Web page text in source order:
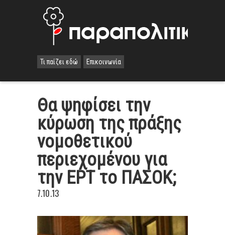
Τι παίζει εδώ Επικοινωνία
Θα ψηφίσει την
κύρωση της πράξης
νομοθετικού
περιεχομένου για
την ΕΡΤ το ΠΑΣΟΚ;
7.10.13